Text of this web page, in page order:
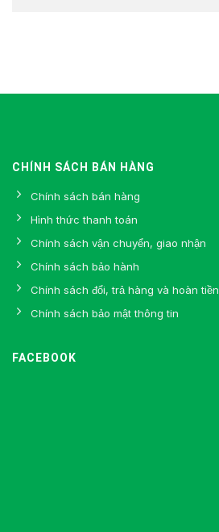
CHÍNH SÁCH BÁN HÀNG
Chính sách bán hàng
Hình thức thanh toán
Chính sách vận chuyển, giao nhận
Chính sách bảo hành
Chính sách đổi, trả hàng và hoàn tiền
Chính sách bảo mật thông tin
FACEBOOK